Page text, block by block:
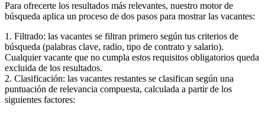
Para ofrecerte los resultados más relevantes, nuestro motor de
búsqueda aplica un proceso de dos pasos para mostrar las vacantes:
1. Filtrado: las vacantes se filtran primero según tus criterios de
búsqueda (palabras clave, radio, tipo de contrato y salario).
Cualquier vacante que no cumpla estos requisitos obligatorios queda
excluida de los resultados.
2. Clasificación: las vacantes restantes se clasifican según una
puntuación de relevancia compuesta, calculada a partir de los
siguientes factores: